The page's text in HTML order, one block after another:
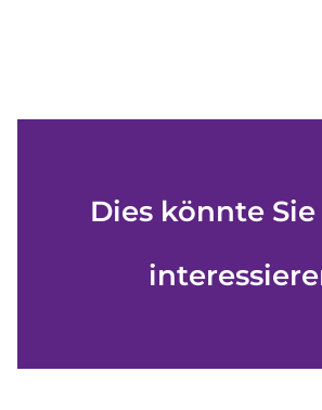
Dies könnte